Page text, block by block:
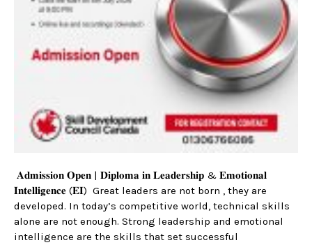
𝐀𝐝𝐦𝐢𝐬𝐬𝐢𝐨𝐧 𝐎𝐩𝐞𝐧 | 𝐃𝐢𝐩𝐥𝐨𝐦𝐚 𝐢𝐧 𝐋𝐞𝐚𝐝𝐞𝐫𝐬𝐡𝐢𝐩 & 𝐄𝐦𝐨𝐭𝐢𝐨𝐧𝐚𝐥
𝐈𝐧𝐭𝐞𝐥𝐥𝐢𝐠𝐞𝐧𝐜𝐞 (𝐄𝐈) Great leaders are not born , they are
developed. In today’s competitive world, technical skills
alone are not enough. Strong leadership and emotional
intelligence are the skills that set successful